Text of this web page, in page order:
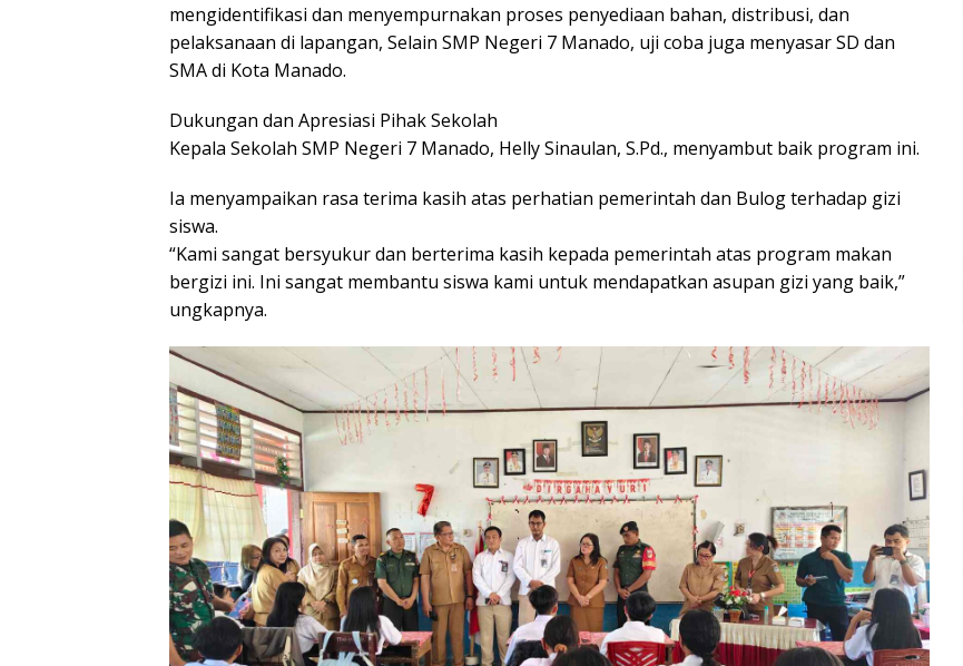
mengidentifikasi dan menyempurnakan proses penyediaan bahan, distribusi, dan
pelaksanaan di lapangan, Selain SMP Negeri 7 Manado, uji coba juga menyasar SD dan
SMA di Kota Manado.
Dukungan dan Apresiasi Pihak Sekolah
Kepala Sekolah SMP Negeri 7 Manado, Helly Sinaulan, S.Pd., menyambut baik program ini.
Ia menyampaikan rasa terima kasih atas perhatian pemerintah dan Bulog terhadap gizi
siswa.
“Kami sangat bersyukur dan berterima kasih kepada pemerintah atas program makan
bergizi ini. Ini sangat membantu siswa kami untuk mendapatkan asupan gizi yang baik,”
ungkapnya.